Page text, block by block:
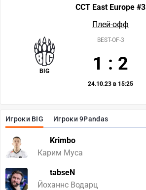
Игроки BIG Игроки 9Pandas
Krimbo
Карим Муса
tabseN
Йоханнс Водарц
CCT East Europe #3
Плей-офф
BIG
BEST-OF-3
1 : 2
24.10.23 в 15:25